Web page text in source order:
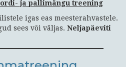
ja pallimängu treening
igas eas meesterahvastele.
sees või väljas. Neljapäeviti